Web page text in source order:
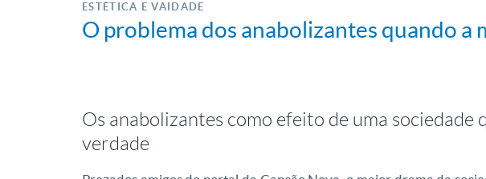
ESTÉTICA E VAIDADE
O problema dos anabolizantes quando a
Os anabolizantes como efeito de uma sociedade
verdade